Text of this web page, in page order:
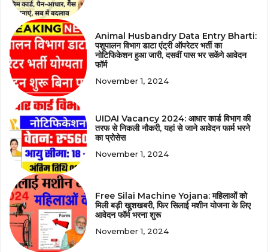
Animal Husbandry Data Entry Bharti:
पशुपालन विभाग डाटा एंट्री ऑपरेटर भर्ती का
नोटिफिकेशन हुआ जारी, दसवीं पास भर सकेंगे आवेदन
फॉर्म
November 1, 2024
UIDAI Vacancy 2024: आधार कार्ड विभाग की
तरफ से निकली नौकरी, यहां से जाने आवेदन फार्म भरने
का प्रोसेस
November 1, 2024
Free Silai Machine Yojana: महिलाओं को
मिली बड़ी खुशखबरी, फिर सिलाई मशीन योजना के लिए
आवेदन फॉर्म भरना शुरू
November 1, 2024